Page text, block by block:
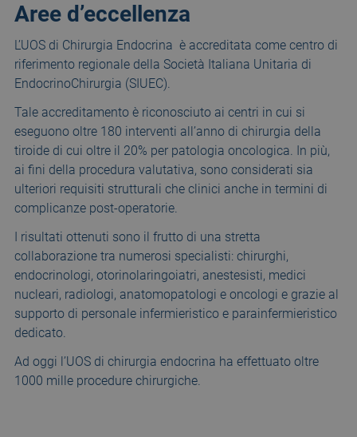
Aree d’eccellenza
L’UOS di Chirurgia Endocrina è accreditata come centro di
riferimento regionale della Società Italiana Unitaria di
EndocrinoChirurgia (SIUEC).
Tale accreditamento è riconosciuto ai centri in cui si
eseguono oltre 180 interventi all’anno di chirurgia della
tiroide di cui oltre il 20% per patologia oncologica. In più,
ai fini della procedura valutativa, sono considerati sia
ulteriori requisiti strutturali che clinici anche in termini di
complicanze post-operatorie.
I risultati ottenuti sono il frutto di una stretta
collaborazione tra numerosi specialisti: chirurghi,
endocrinologi, otorinolaringoiatri, anestesisti, medici
nucleari, radiologi, anatomopatologi e oncologi e grazie al
supporto di personale infermieristico e parainfermieristico
dedicato.
Ad oggi l’UOS di chirurgia endocrina ha effettuato oltre
1000 mille procedure chirurgiche.